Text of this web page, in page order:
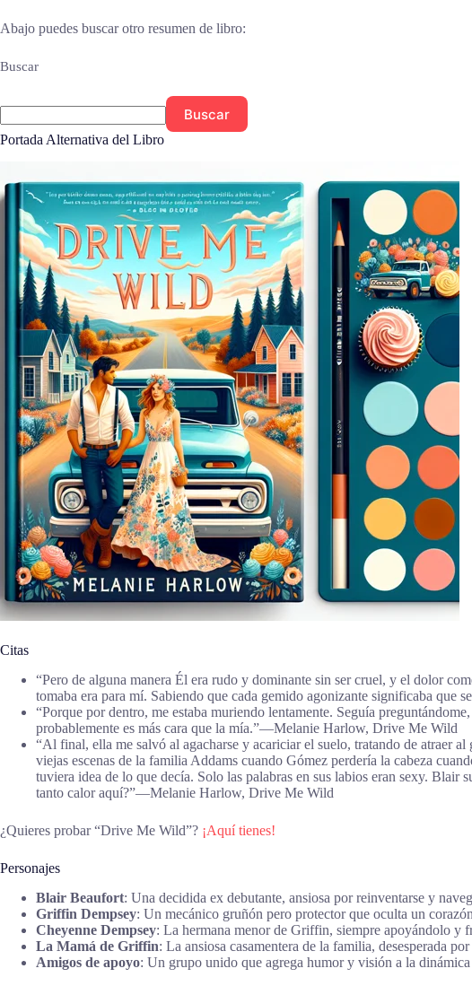
Abajo puedes buscar otro resumen de libro:
Buscar
Buscar
Portada Alternativa del Libro
Citas
“Pero de alguna manera Él era rudo y dominante sin ser cruel, y el dolor
tomaba era para mí. Sabiendo que cada gemido agonizante significaba
“Porque por dentro, me estaba muriendo lentamente. Seguía
probablemente es más cara que la mía.”―Melanie Harlow, Drive Me Wild
“Al final, ella me salvó al agacharse y acariciar el suelo, tratando de atraer
viejas escenas de la familia Addams cuando Gómez perdería la cabeza
tuviera idea de lo que decía. Solo las palabras en sus labios eran sexy. Blair
tanto calor aquí?”―Melanie Harlow, Drive Me Wild
¿Quieres probar “Drive Me Wild”? ¡Aquí tienes!
Personajes
Blair Beaufort: Una decidida ex debutante, ansiosa por reinventarse y
Griffin Dempsey: Un mecánico gruñón pero protector que oculta un
Cheyenne Dempsey: La hermana menor de Griffin, siempre apoyándolo y
La Mamá de Griffin: La ansiosa casamentera de la familia, desesperada
Amigos de apoyo: Un grupo unido que agrega humor y visión a la